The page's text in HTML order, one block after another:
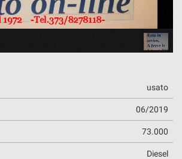
×
usato
06/2019
73.000
Diesel